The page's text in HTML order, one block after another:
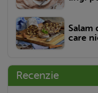
Salam
care
Recenzie